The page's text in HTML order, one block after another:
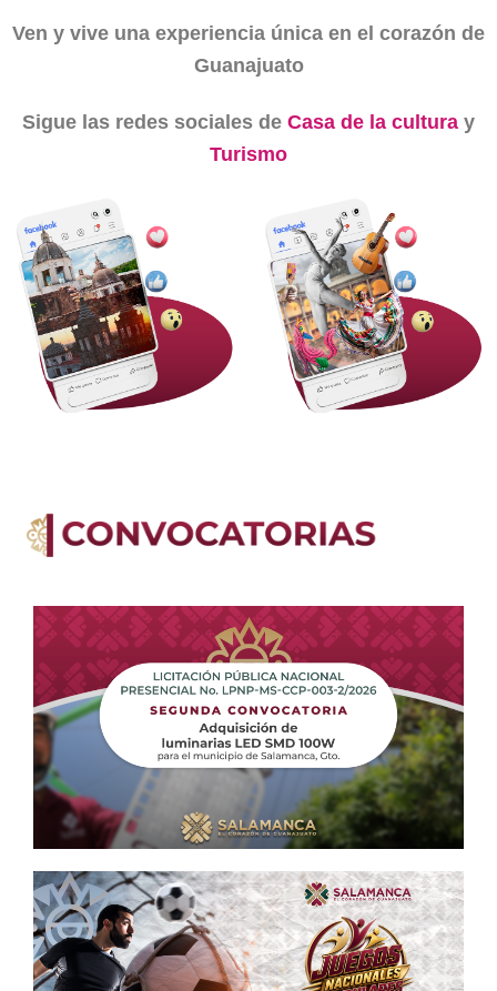
Ven y vive una experiencia única en el corazón de
Guanajuato
Sigue las redes sociales de Casa de la cultura y
Turismo